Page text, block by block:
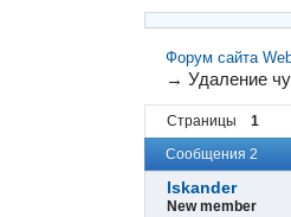
Форум сайта
→Удаление
Страницы 1
Сообщения 2
Iskander
New member